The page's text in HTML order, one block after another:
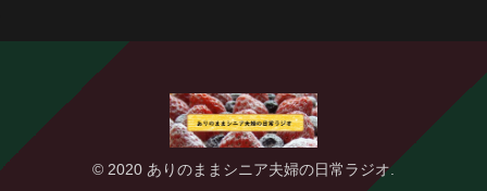
© 2020 ありのままシニア夫婦の日常ラジオ.